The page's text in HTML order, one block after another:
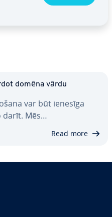
domēna vārdu
var būt ienesīga
darīt. Mēs…
Read more